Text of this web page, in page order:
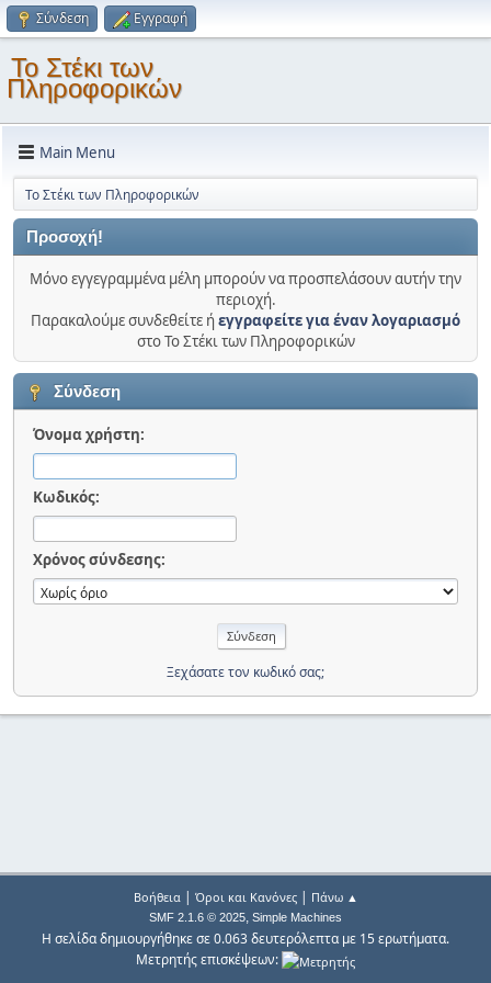
Σύνδεση Εγγραφή
Το Στέκι των
Πληροφορικών
Main Menu
Το Στέκι των Πληροφορικών
Προσοχή!
Μόνο εγγεγραμμένα μέλη μπορούν να προσπελάσουν αυτήν την
περιοχή.
Παρακαλούμε συνδεθείτε ήεγγραφείτε για έναν λογαριασμό
στο Το Στέκι των Πληροφορικών
Σύνδεση
Όνομα χρήστη:
Κωδικός:
Χρόνος σύνδεσης:
Ξεχάσατε τον κωδικό σας;
Βοήθεια| Όροι και Κανόνες| Πάνω ▲
SMF 2.1.6 © 2025, Simple Machines
Η σελίδα δημιουργήθηκε σε 0.063 δευτερόλεπτα με 15 ερωτήματα.
Μετρητής επισκέψεων: